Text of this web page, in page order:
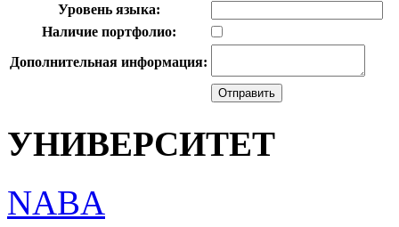
Уровень языка:
Наличие портфолио:
Дополнительная информация:
УНИВЕРСИТЕТ
NABA